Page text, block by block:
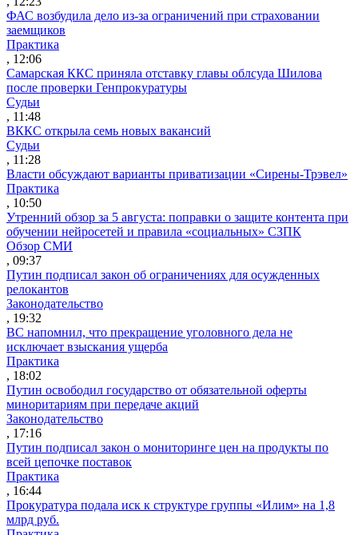
ФАС возбудила дело из-за ограничений при страховании
заемщиков
Практика
, 12:06
Самарская ККС приняла отставку главы облсуда Шилова
после проверки Генпрокуратуры
Судьи
, 11:48
ВККС открыла семь новых вакансий
Судьи
, 11:28
Власти обсуждают варианты приватизации «Сирены-Трэвел»
Практика
, 10:50
Утренний обзор за 5 августа: поправки о защите контента при
обучении нейросетей и правила «социальных» СЗПК
Обзор СМИ
, 09:37
Путин подписал закон об ограничениях для осужденных
релокантов
Законодательство
, 19:32
ВС напомнил, что прекращение уголовного дела не
исключает взыскания ущерба
Практика
, 18:02
Путин освободил государство от обязательной оферты
миноритариям при передаче акций
Законодательство
, 17:16
Путин подписал закон о мониторинге цен на продукты по
всей цепочке поставок
Практика
, 16:44
Прокуратура подала иск к структуре группы «Илим» на 1,8
млрд руб.